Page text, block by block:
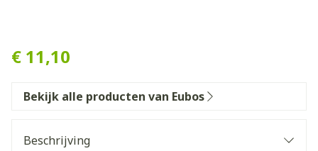
€ 11,10
Bekijk alle producten van Eubos
Beschrijving